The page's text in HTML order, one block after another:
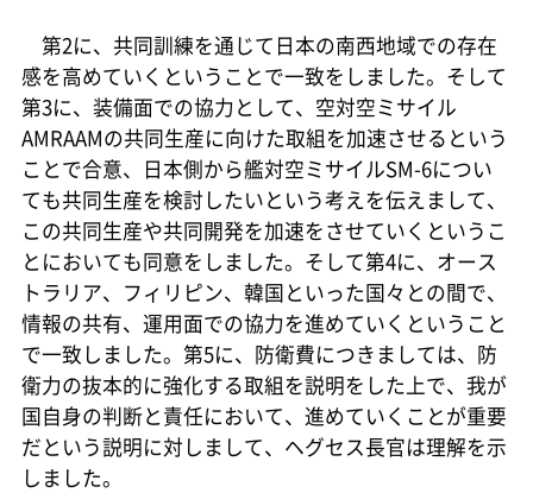
第2に、共同訓練を通じて日本の南西地域での存在
感を高めていくということで一致をしました。そして
第3に、装備面での協力として、空対空ミサイル
AMRAAMの共同生産に向けた取組を加速させるという
ことで合意、日本側から艦対空ミサイルSM-6につい
ても共同生産を検討したいという考えを伝えまして、
この共同生産や共同開発を加速をさせていくというこ
とにおいても同意をしました。そして第4に、オース
トラリア、フィリピン、韓国といった国々との間で、
情報の共有、運用面での協力を進めていくということ
で一致しました。第5に、防衛費につきましては、防
衛力の抜本的に強化する取組を説明をした上で、我が
国自身の判断と責任において、進めていくことが重要
だという説明に対しまして、ヘグセス長官は理解を示
しました。